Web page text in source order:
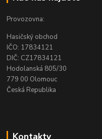
Provozovna:
Hasičský obchod
IČO: 17834121
DIČ: CZ17834121
Hodolanská 805/30
779 00 Olomouc
Česká Republika
Kontakty